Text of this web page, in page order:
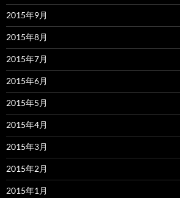
2015年9月
2015年8月
2015年7月
2015年6月
2015年5月
2015年4月
2015年3月
2015年2月
2015年1月